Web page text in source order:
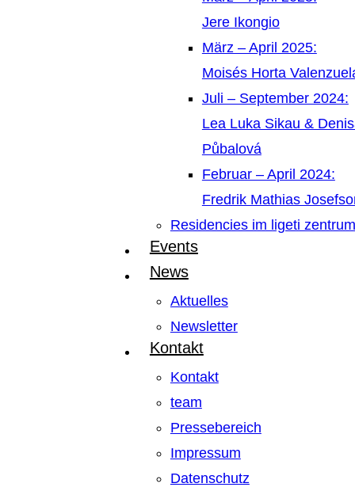
Jere Ikongio
März – April 2025:
Moisés Horta
Juli – September 2024:
Lea Luka Sikau &
Půbalová
Februar – April 2024:
Fredrik Mathias
Residencies im ligeti zentrum
Events
News
Aktuelles
Newsletter
Kontakt
Kontakt
team
Pressebereich
Impressum
Datenschutz